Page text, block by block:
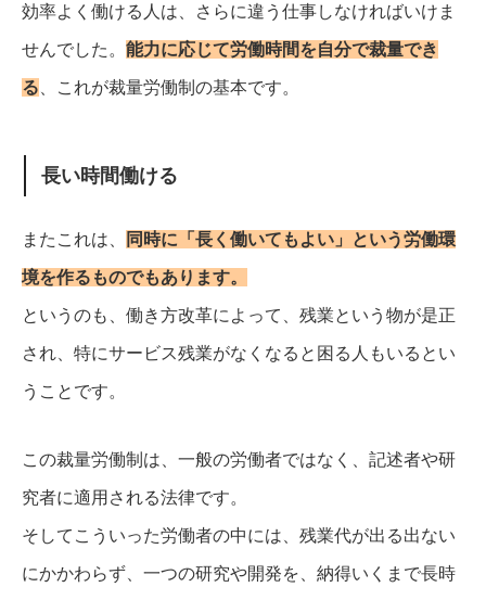
効率よく働ける人は、さらに違う仕事しなければいけま
せんでした。 能力に応じて労働時間を自分で裁量でき
る 、これが裁量労働制の基本です。
長い時間働ける
またこれは、 同時に「長く働いてもよい」という労働環
境を作るものでもあります。
というのも、働き方改革によって、残業という物が是正
され、特にサービス残業がなくなると困る人もいるとい
うことです。
この裁量労働制は、一般の労働者ではなく、記述者や研
究者に適用される法律です。
そしてこういった労働者の中には、残業代が出る出ない
にかかわらず、一つの研究や開発を、納得いくまで長時